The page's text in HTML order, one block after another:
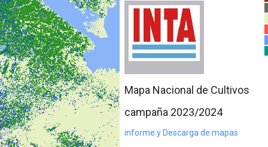
Mapa Nacional de Cultivos
campaña 2023/2024
informe y Descarga de mapas